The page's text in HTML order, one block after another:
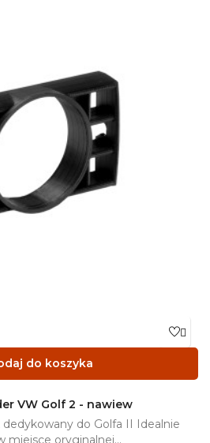

do koszyka
VW Golf 2 - nawiew
do Golfa II Idealnie
miejsce oryginalnej...